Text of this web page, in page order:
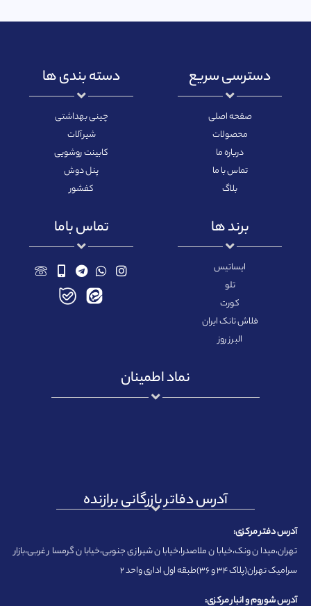
دسترسی سریع
صفحه اصلی
محصولات
درباره ما
تماس با ما
بلاگ
دسته بندی ها
چینی بهداشتی
شیرآلات
کابینت روشویی
پنل دوش
کفشور
برند ها
ایساتیس
تلو
کورت
فلاش تانک ایران
البرز روز
تماس باما
نماد اطمینان
آدرس دفاتر بازرگانی برازنده
آدرس دفتر مرکزی:
تهران،میدان ونک،خیابان ملاصدرا،خیابان شیرازی جنوبی،خیابان گرمسار غربی،بازار
سرامیک تهران(پلاک ۳۴ و ۳۶)طبقه اول اداری واحد ۲
آدرس شوروم و انبار مرکزی: